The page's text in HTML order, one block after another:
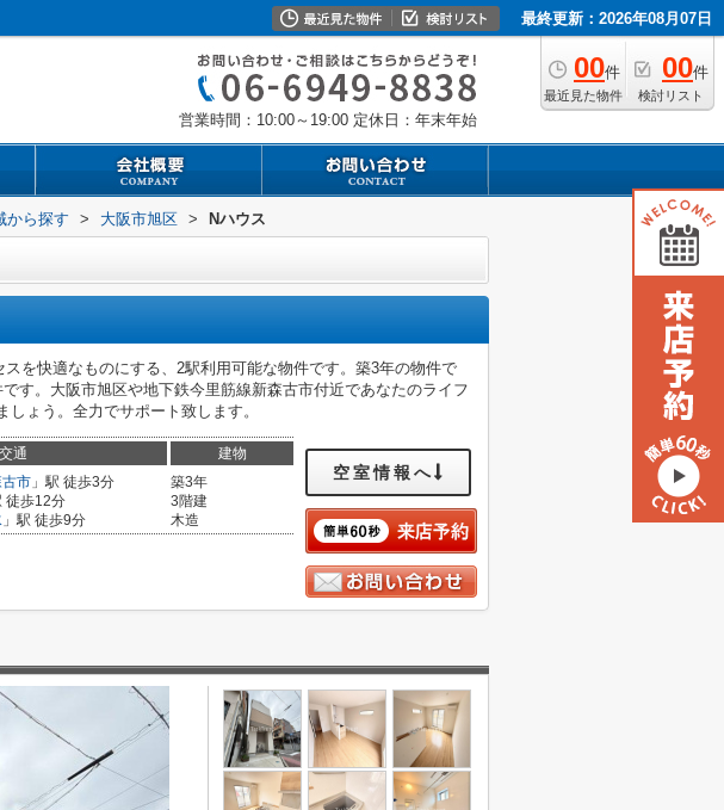
最終更新：2026年08月07日
00件
最近見た物件
00件
検討リスト
営業時間：10:00～19:00 定休日：年末年始
から探す > 大阪市旭区 > Nハウス
スを快適なものにする、2駅利用可能な物件です。築3年の物件で
す。大阪市旭区や地下鉄今里筋線新森古市付近であなたのライフ
ょう。全力でサポート致します。
交通 建物
市 」駅 徒歩3分
徒歩12分
」駅 徒歩9分
築3年
3階建
木造
空室情報へ